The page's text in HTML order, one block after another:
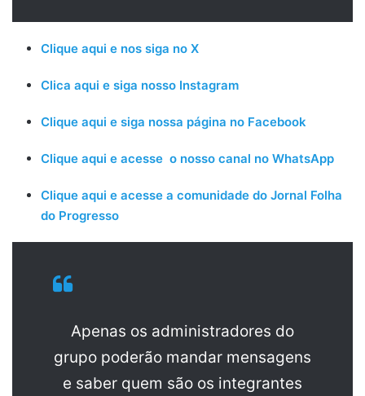
Clique aqui e nos siga no X
Clica aqui e siga nosso Instagram
Clique aqui e siga nossa página no Facebook
Clique aqui e acesse o nosso canal no WhatsApp
Clique aqui e acesse a comunidade do Jornal Folha
do Progresso
Apenas os administradores do
grupo poderão mandar mensagens
e saber quem são os integrantes